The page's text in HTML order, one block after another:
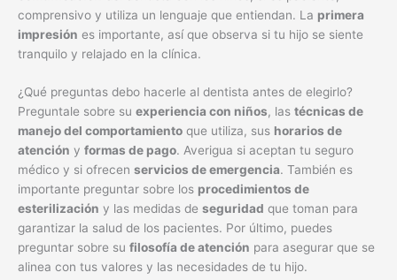
comprensivo y utiliza un lenguaje que entiendan. La primera
impresión es importante, así que observa si tu hijo se siente
tranquilo y relajado en la clínica.
¿Qué preguntas debo hacerle al dentista antes de elegirlo?
Preguntale sobre su experiencia con niños, las técnicas de
manejo del comportamiento que utiliza, sus horarios de
atención y formas de pago. Averigua si aceptan tu seguro
médico y si ofrecen servicios de emergencia. También es
importante preguntar sobre los procedimientos de
esterilización y las medidas de seguridad que toman para
garantizar la salud de los pacientes. Por último, puedes
preguntar sobre su filosofía de atención para asegurar que se
alinea con tus valores y las necesidades de tu hijo.